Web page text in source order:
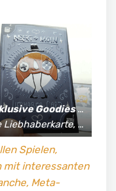
Goodiesfür Supporter*innen:
jährlich limitierte Fan-Shirts und vieles mehr!
Spielen,
mit interessanten
Meta-